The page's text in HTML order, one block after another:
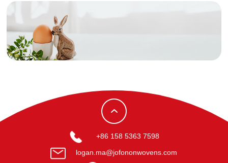
+86 158 5363 7598
logan.ma@jofononwovens.com